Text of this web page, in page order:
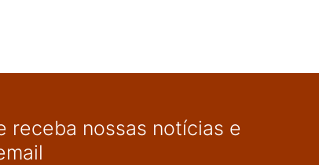
receba nossas notícias e